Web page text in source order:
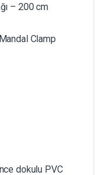
– 200 cm
Clamp
dokulu PVC